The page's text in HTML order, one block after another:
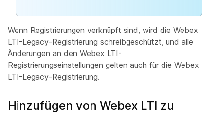
Wenn Registrierungen verknüpft sind, wird die Webex
LTI-Legacy-Registrierung schreibgeschützt, und alle
Änderungen an den Webex LTI-
Registrierungseinstellungen gelten auch für die Webex
LTI-Legacy-Registrierung.
Hinzufügen von Webex LTI zu